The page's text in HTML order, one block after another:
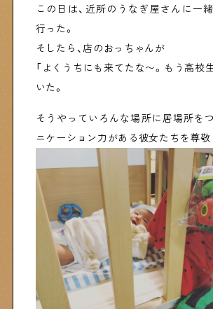
この日は、近所のうなぎ屋さんに一
行った。
そしたら、店のおっちゃんが
「よくうちにも来てたな〜。もう高校
いた。
そうやっていろんな場所に居場所を
ニケーション力がある彼女たちを尊敬